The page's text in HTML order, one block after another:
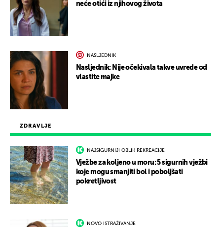
ZDRAVLJE
NAJSIGURNIJI OBLIK REKREACIJE
Vježbe za koljeno u moru: 5 sigurnih vježbi
koje mogu smanjiti bol i poboljšati
pokretljivost
NOVO ISTRAŽIVANJE
neće otići iz njihovog života
NASLJEDNIK
Nasljednik: Nije očekivala takve uvrede od
vlastite majke